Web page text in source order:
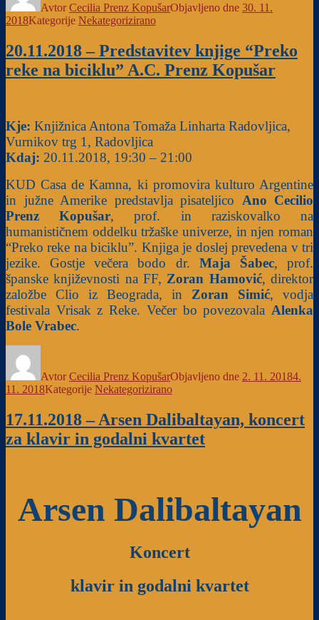
AvtorCecilia Prenz KopušarObjavljeno dne 30. 11.
2018Kategorije Nekategorizirano
20.11.2018 – Predstavitev knjige “Preko
reke na biciklu” A.C. Prenz Kopušar
Kje: Knjižnica Antona Tomaža Linharta Radovljica,
Vurnikov trg 1, Radovljica
Kdaj: 20.11.2018, 19:30 – 21:00
KUD Casa de Kamna, ki promovira kulturo Argentine
in južne Amerike predstavlja pisateljico Ano Cecilio
Prenz Kopušar, prof. in raziskovalko na
humanističnem oddelku tržaške univerze, in njen roman
“Preko reke na biciklu”. Knjiga je doslej prevedena v tri
jezike. Gostje večera bodo dr. Maja Šabec, prof.
španske književnosti na FF, Zoran Hamović, direktor
založbe Clio iz Beograda, in Zoran Simić, vodja
festivala Vrisak z Reke. Večer bo povezovala Alenka
Bole Vrabec.
AvtorCecilia Prenz KopušarObjavljeno dne 2. 11. 20184.
11. 2018Kategorije Nekategorizirano
17.11.2018 – Arsen Dalibaltayan, koncert
za klavir in godalni kvartet
Arsen Dalibaltayan
Koncert
klavir in godalni kvartet